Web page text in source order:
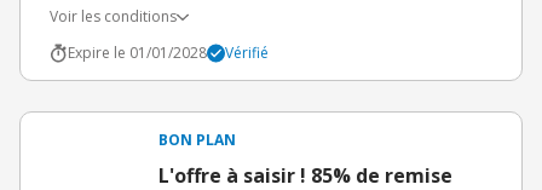
Voir les conditions
Expire le 01/01/2028
Vérifié
BON PLAN
L'offre à saisir ! 85% de remise